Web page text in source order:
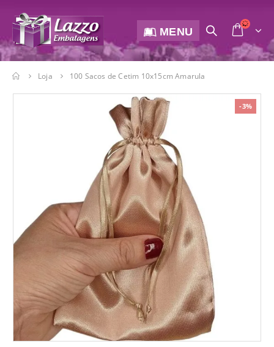
MENU
Loja 100 Sacos de Cetim 10x15cm Amarula
-3%